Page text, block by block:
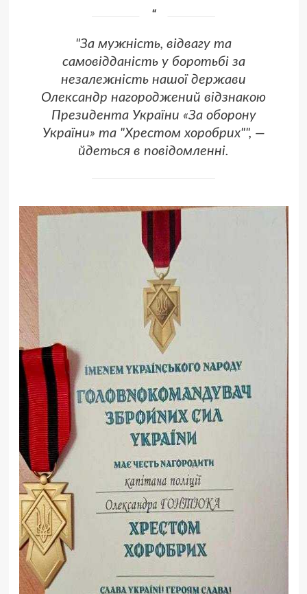
"За мужність, відвагу та
самовідданість у боротьбі за
незалежність нашої держави
Олександр нагороджений відзнакою
Президента України «За оборону
України» та "Хрестом хоробрих"", —
йдеться в повідомленні.